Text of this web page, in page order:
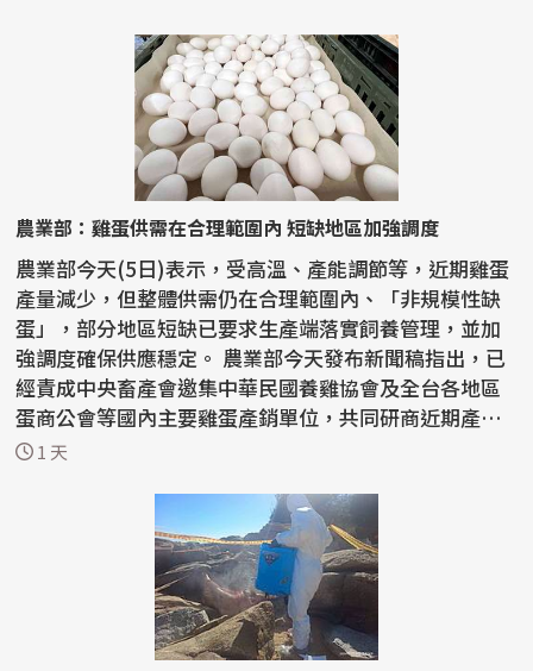
農業部：雞蛋供需在合理範圍內 短缺地區加強調度
農業部今天(5日)表示，受高溫、產能調節等，近期雞蛋
產量減少，但整體供需仍在合理範圍內、「非規模性缺
蛋」，部分地區短缺已要求生產端落實飼養管理，並加
強調度確保供應穩定。 農業部今天發布新聞稿指出，已
經責成中央畜產會邀集中華民國養雞協會及全台各地區
蛋商公會等國內主要雞蛋產銷單位，共同研商近期產能
與供...
1 天